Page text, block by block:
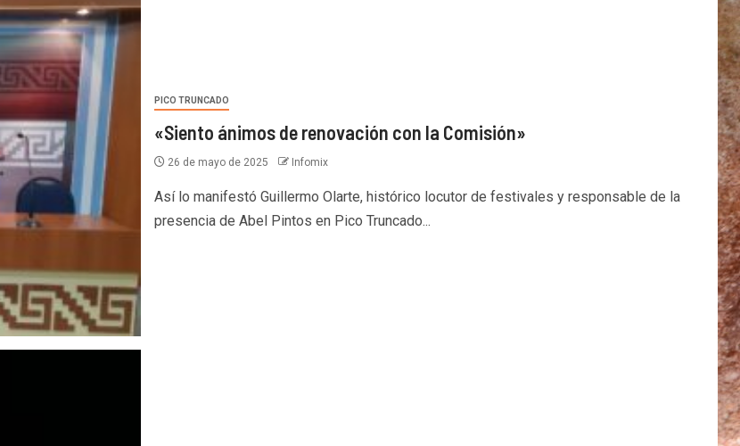
PICO TRUNCADO
«Siento ánimos de renovación con la Comisión»
26 de mayo de 2025 Infomix
Así lo manifestó Guillermo Olarte, histórico locutor de festivales y responsable de la
presencia de Abel Pintos en Pico Truncado...